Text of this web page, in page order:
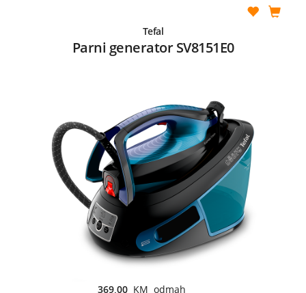
Tefal
Parni generator SV8151E0
369,00 KM odmah